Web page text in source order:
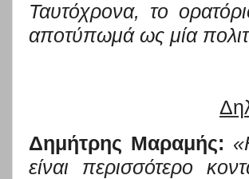
Ταυτόχρονα,
το
αποτύπωμά ως μία
Δημήτρης Μαραμής:
είναι περισσότερο